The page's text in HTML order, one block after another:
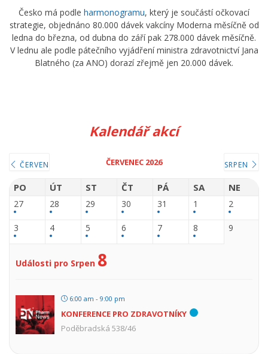
Česko má podle harmonogramu, který je součástí očkovací
strategie, objednáno 80.000 dávek vakcíny Moderna měsíčně od
ledna do března, od dubna do září pak 278.000 dávek měsíčně.
V lednu ale podle pátečního vyjádření ministra zdravotnictví Jana
Blatného (za ANO) dorazí zřejmě jen 20.000 dávek.
Kalendář akcí
ČERVEN ČERVENEC 2026 SRPEN
PO ÚT ST ČT PÁ SA NE
27 28 29 30 31 1 2
3 4 5 6 7 8 9
Události pro Srpen 8
6:00 am - 9:00 pm
KONFERENCE PRO ZDRAVOTNÍKY
Poděbradská 538/46